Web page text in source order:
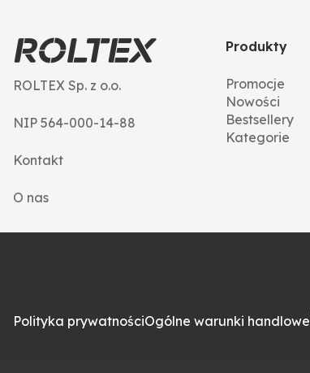
ROLTEX Sp. z o.o.
NIP 564-000-14-88
Kontakt
O nas
Produkty
Promocje
Nowości
Bestsellery
Kategorie
Polityka prywatnościOgólne warunki handlowe